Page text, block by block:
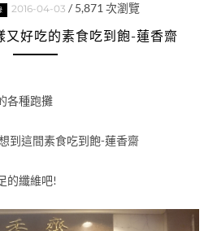
2016-04-03 / 5,871 次瀏覽
又好吃的素食吃到飽-蓮香齋
各種跑攤
到這間素食吃到飽-蓮香齋
的纖維吧!